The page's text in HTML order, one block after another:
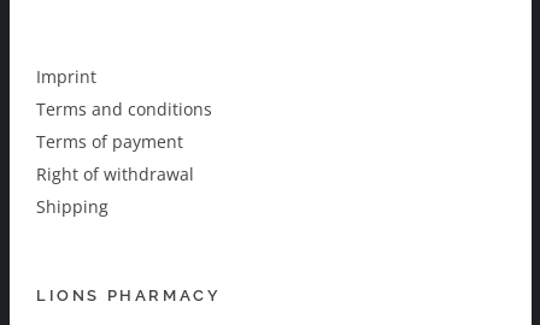
Imprint
Terms and conditions
Terms of payment
Right of withdrawal
Shipping
LIONS PHARMACY